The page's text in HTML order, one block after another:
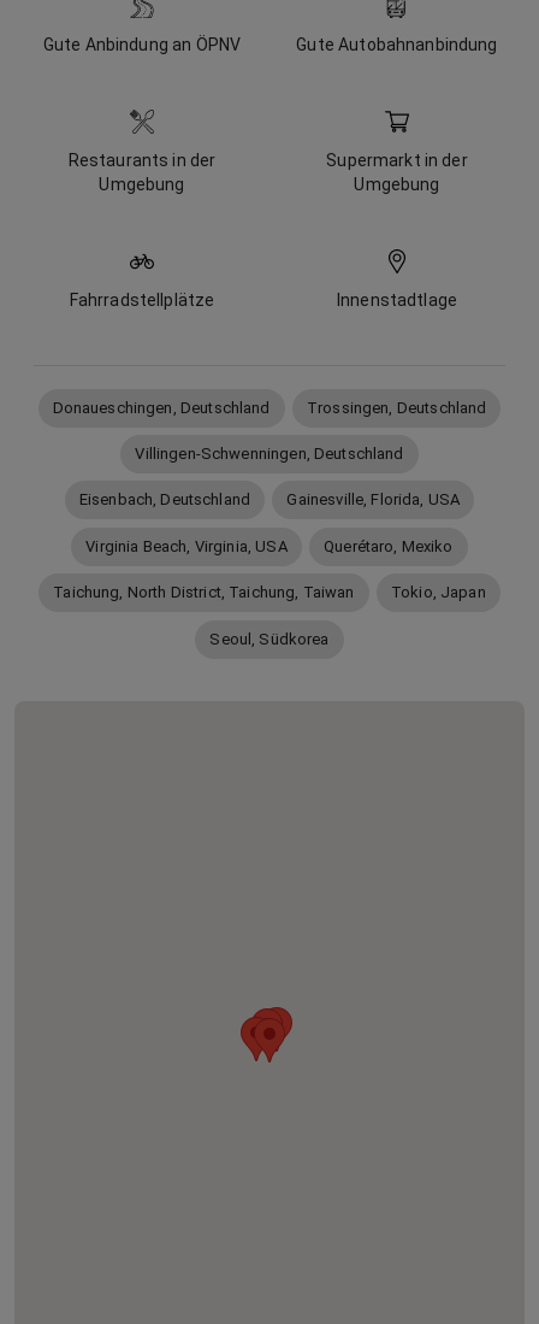
Gute Anbindung an ÖPNV Gute Autobahnanbindung
Restaurants in der
Umgebung
Supermarkt in der
Umgebung
Fahrradstellplätze Innenstadtlage
Donaueschingen, Deutschland Trossingen, Deutschland
Villingen-Schwenningen, Deutschland
Eisenbach, Deutschland Gainesville, Florida, USA
Virginia Beach, Virginia, USA Querétaro, Mexiko
Taichung, North District, Taichung, Taiwan Tokio, Japan
Seoul, Südkorea